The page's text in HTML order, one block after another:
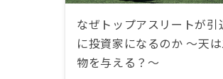
なぜトップアスリートが引
に投資家になるのか ～天
物を与える？～